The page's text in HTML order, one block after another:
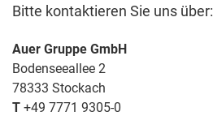
Bitte kontaktieren Sie uns über:
Auer Gruppe GmbH
Bodenseeallee 2
78333 Stockach
T +49 7771 9305-0